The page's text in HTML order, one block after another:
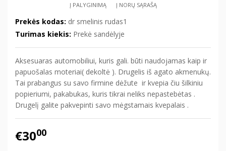
Į PALYGINIMĄ Į NORŲ SĄRAŠĄ
Prekės kodas: dr smelinis rudas1
Turimas kiekis: Prekė sandėlyje
Aksesuaras automobiliui, kuris gali. būti naudojamas kaip ir
papuošalas moteriai( dekoltė ). Drugelis iš agato akmenukų.
Tai prabangus su savo firmine dėžute ir kvepia čiu šilkiniu
popieriumi, pakabukas, kuris tikrai neliks nepastebėtas .
Drugelį galite pakvepinti savo mėgstamais kvepalais .
€3000